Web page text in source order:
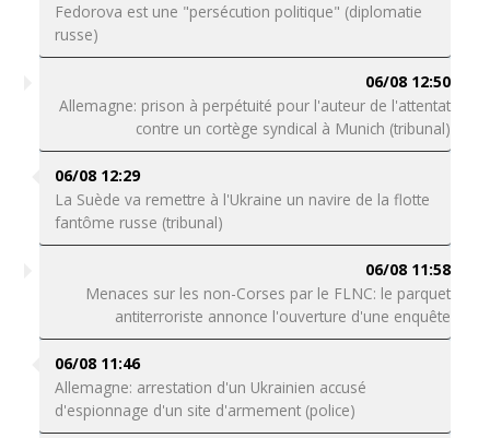
Fedorova est une "persécution politique" (diplomatie
russe)
06/08 12:50
Allemagne: prison à perpétuité pour l'auteur de l'attentat
contre un cortège syndical à Munich (tribunal)
06/08 12:29
La Suède va remettre à l'Ukraine un navire de la flotte
fantôme russe (tribunal)
06/08 11:58
Menaces sur les non-Corses par le FLNC: le parquet
antiterroriste annonce l'ouverture d'une enquête
06/08 11:46
Allemagne: arrestation d'un Ukrainien accusé
d'espionnage d'un site d'armement (police)